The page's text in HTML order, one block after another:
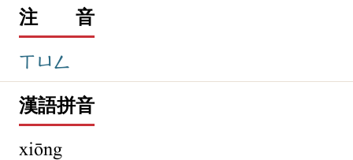
注 音
ㄒㄩㄥ
漢語拼音
xiōng